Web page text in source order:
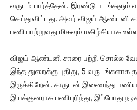
வருடம் பார்த்தேன். இரண்டு
செய்துவிட்டது. அவர் விஜய் ஆண்டனி
பணியாற்றுவது மிகவும் மகிழ்சியாக
விஜய் ஆண்டனி சாரை பற்றி சொல்ல
இந்த துறைக்கு புதிது, 5 வருடங்களாக
இருக்கிறேன். சாருடன் இணைந்து
இயக்குனராக பணிபுரிந்து, இப்போது